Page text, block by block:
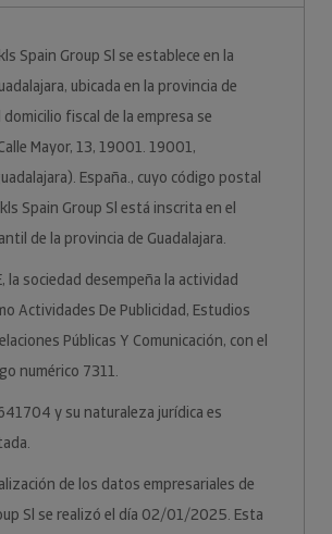
Spain Group Sl se establece en la
ubicada en la provincia de
domicilio fiscal de la empresa se
Mayor, 13, 19001. 19001,
España., cuyo código postal
Spain Group Sl está inscrita en el
de la provincia de Guadalajara.
la sociedad desempeña la actividad
Actividades De Publicidad, Estudios
Públicas Y Comunicación, con el
numérico 7311.
y su naturaleza jurídica es
de los datos empresariales de
Sl se realizó el día 02/01/2025. Esta